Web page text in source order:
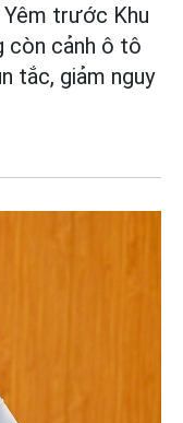
trước Khu
còn cảnh ô tô
tắc, giảm nguy